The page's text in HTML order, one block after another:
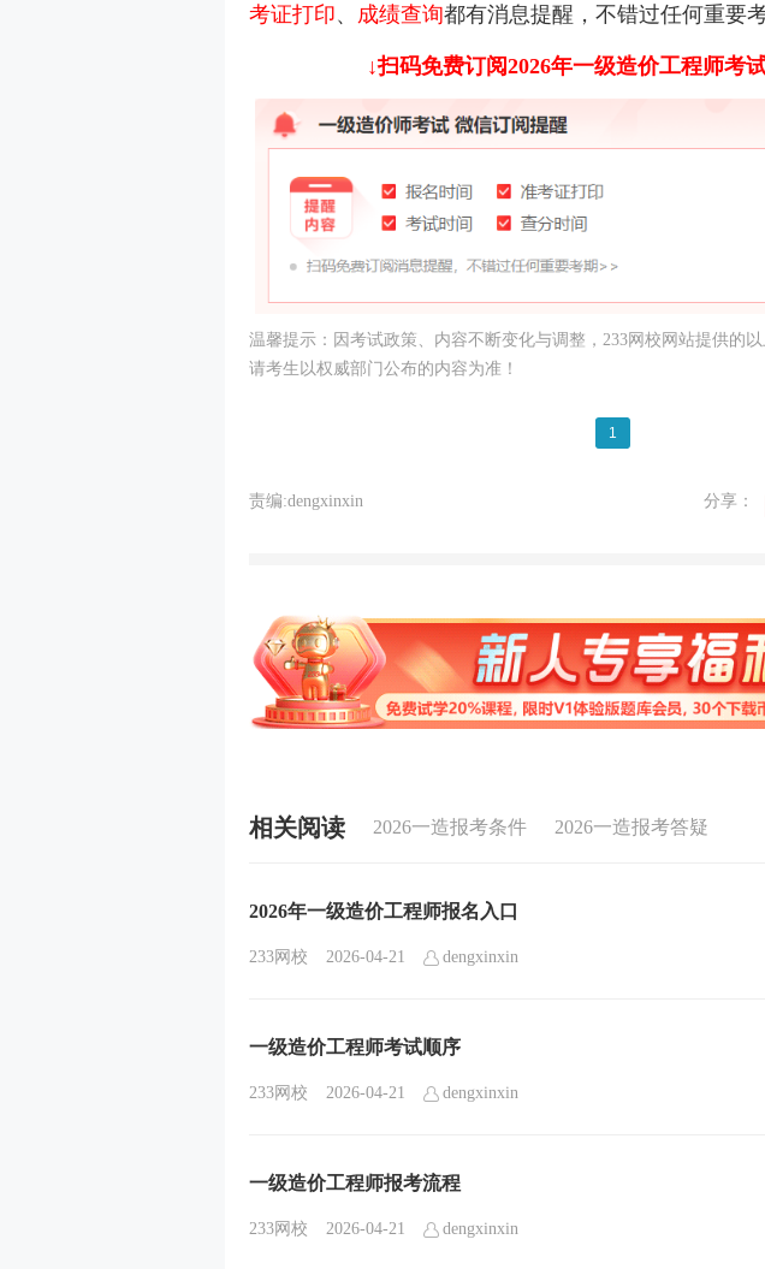
考证打印、 成绩查询都有消息提醒，不错过任何重要考
↓扫码免费订阅2026年一级造价工程师考
温馨提示：因考试政策、内容不断变化与调整，233网校 网站提供的
请考生以权威部门公布的内容为准！
1
责编:dengxinxin 分享：
相关阅读 2026一造报考条件 2026一造报考答疑
2026年一级造价工程师报名入口
233网校 2026-04-21 dengxinxin
一级造价工程师考试顺序
233网校 2026-04-21 dengxinxin
一级造价工程师报考流程
233网校 2026-04-21 dengxinxin